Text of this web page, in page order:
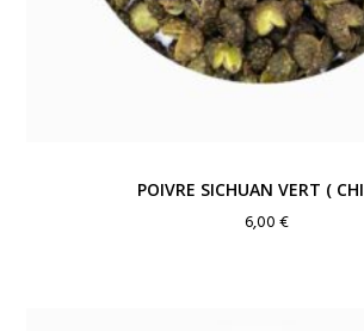
POIVRE SICHUAN VERT (
6,00€